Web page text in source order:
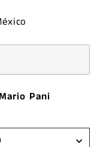
Mario Pani